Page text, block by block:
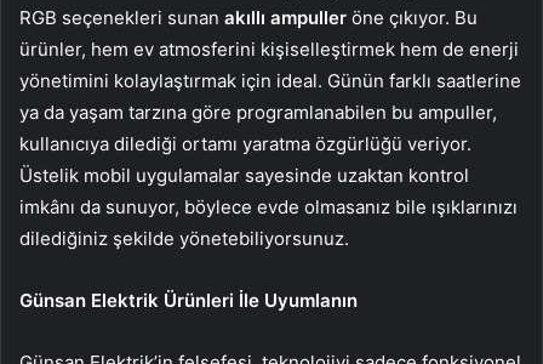
RGB seçenekleri sunan akıllı ampuller öne çıkıyor. Bu
ürünler, hem ev atmosferini kişiselleştirmek hem de enerji
yönetimini kolaylaştırmak için ideal. Günün farklı saatlerine
ya da yaşam tarzına göre programlanabilen bu ampuller,
kullanıcıya dilediği ortamı yaratma özgürlüğü veriyor.
Üstelik mobil uygulamalar sayesinde uzaktan kontrol
imkânı da sunuyor, böylece evde olmasanız bile ışıklarınızı
dilediğiniz şekilde yönetebiliyorsunuz.
Günsan Elektrik Ürünleri İle Uyumlanın